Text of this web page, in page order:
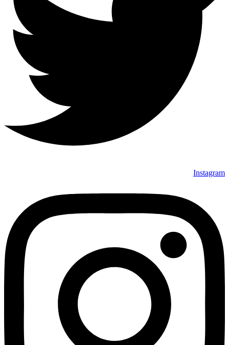
Instagram